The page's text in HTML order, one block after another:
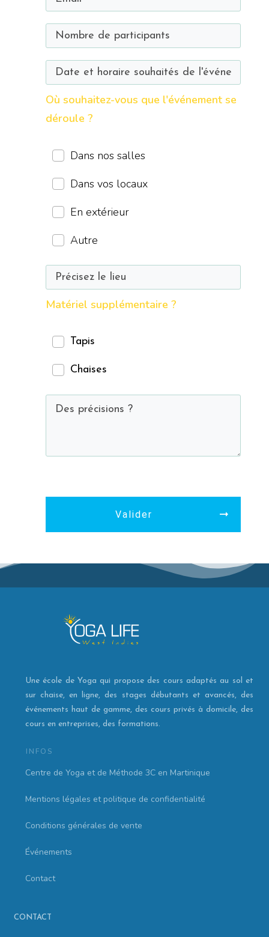
Où souhaitez-vous que l'événement se
déroule ?
Dans nos salles
Dans vos locaux
En extérieur
Autre
Matériel supplémentaire ?
Tapis
Chaises
Valider
Une école de Yoga qui propose des cours adaptés au sol et
sur chaise, en ligne, des stages débutants et avancés, des
événements haut de gamme, des cours privés à domicile, des
cours en entreprises, des formations.
INFOS
Centre de Yoga et de Méthode 3C en Martinique
Mentions légales et politique de confidentialité
Conditions générales de vente
Événements
Contact
CONTACT